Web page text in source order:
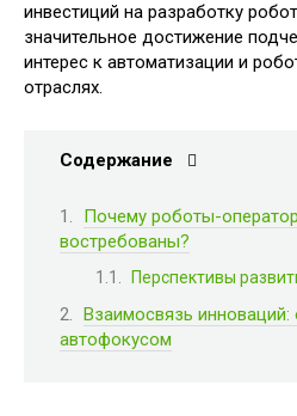
инвестиций на разработку
значительное достижение
интерес к автоматизации и
отраслях.
Содержание
Почему роботы-
востребованы?
Перспективы
Взаимосвязь
автофокусом